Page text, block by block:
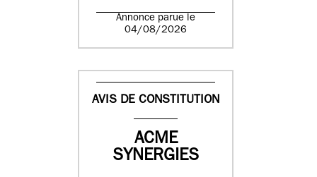
Annonce parue le
04/08/2026
AVIS DE CONSTITUTION
ACME
SYNERGIES